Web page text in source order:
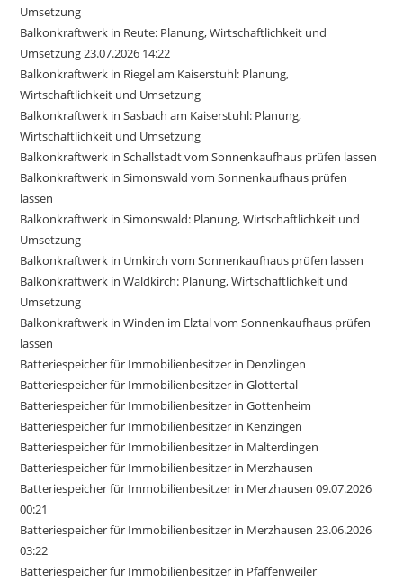
Umsetzung
Balkonkraftwerk in Reute: Planung, Wirtschaftlichkeit und
Umsetzung 23.07.2026 14:22
Balkonkraftwerk in Riegel am Kaiserstuhl: Planung,
Wirtschaftlichkeit und Umsetzung
Balkonkraftwerk in Sasbach am Kaiserstuhl: Planung,
Wirtschaftlichkeit und Umsetzung
Balkonkraftwerk in Schallstadt vom Sonnenkaufhaus prüfen lassen
Balkonkraftwerk in Simonswald vom Sonnenkaufhaus prüfen
lassen
Balkonkraftwerk in Simonswald: Planung, Wirtschaftlichkeit und
Umsetzung
Balkonkraftwerk in Umkirch vom Sonnenkaufhaus prüfen lassen
Balkonkraftwerk in Waldkirch: Planung, Wirtschaftlichkeit und
Umsetzung
Balkonkraftwerk in Winden im Elztal vom Sonnenkaufhaus prüfen
lassen
Batteriespeicher für Immobilienbesitzer in Denzlingen
Batteriespeicher für Immobilienbesitzer in Glottertal
Batteriespeicher für Immobilienbesitzer in Gottenheim
Batteriespeicher für Immobilienbesitzer in Kenzingen
Batteriespeicher für Immobilienbesitzer in Malterdingen
Batteriespeicher für Immobilienbesitzer in Merzhausen
Batteriespeicher für Immobilienbesitzer in Merzhausen 09.07.2026
00:21
Batteriespeicher für Immobilienbesitzer in Merzhausen 23.06.2026
03:22
Batteriespeicher für Immobilienbesitzer in Pfaffenweiler